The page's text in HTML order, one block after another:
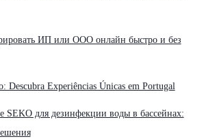
ИП или ООО онлайн быстро и без
Descubra Experiências Únicas em Portugal
SEKO для дезинфекции воды в бассейнах: